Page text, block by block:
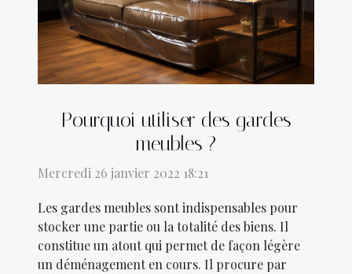
Pourquoi utiliser des gardes
meubles ?
Mercredi 26 janvier 2022 18:21
Les gardes meubles sont indispensables pour
stocker une partie ou la totalité des biens. Il
constitue un atout qui permet de façon légère
un déménagement en cours. Il procure par